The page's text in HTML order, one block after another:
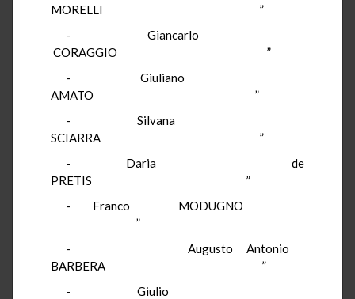
MORELLI
”
-
Giancarlo
CORAGGIO
”
-
Giuliano
AMATO
”
-
Silvana
SCIARRA
”
-
Daria
de
PRETIS
”
-
Franco
MODUGNO
”
-
Augusto Antonio
BARBERA
”
-
Giulio